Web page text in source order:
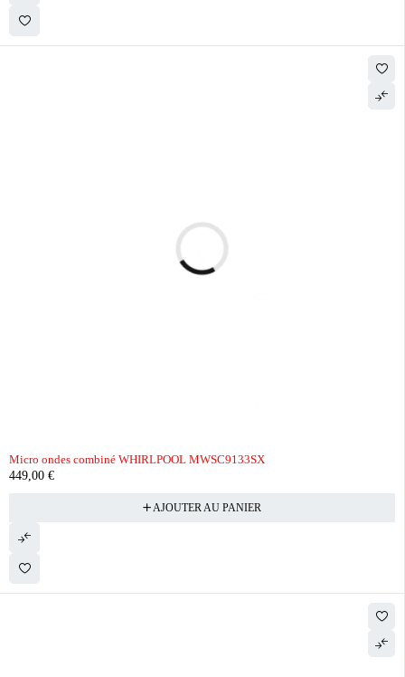
Micro ondes combiné WHIRLPOOL MWSC9133SX
449,00 €
AJOUTER AU PANIER